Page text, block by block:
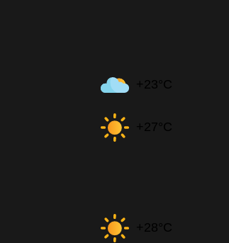
+23°C
+27°C
+28°C